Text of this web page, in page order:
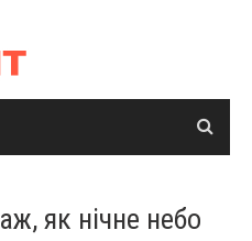
як нічне небо